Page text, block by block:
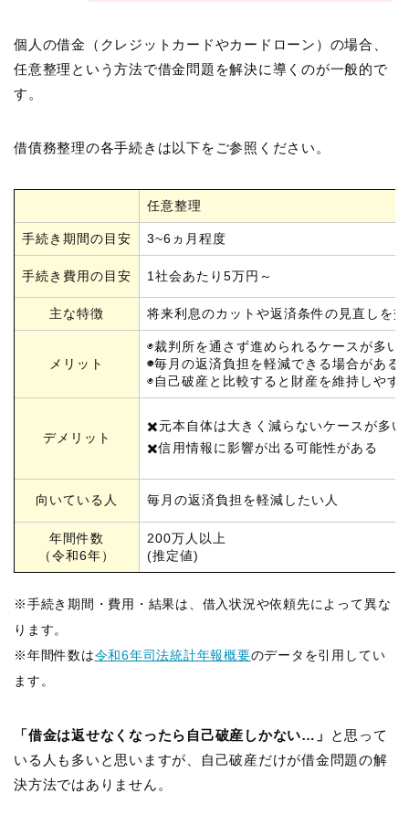
個人の借金（クレジットカードやカードローン）の場合、
任意整理という方法で借金問題を解決に導くのが一般的で
す。
借債務整理の各手続きは以下をご参照ください。
任意整理
手続き期間の目安 3~6ヵ月程度
手続き費用の目安 1社会あたり5万円～
主な特徴 将来利息のカットや返済条件の見直しを
メリット
◉裁判所を通さず進められるケースが多い
◉毎月の返済負担を軽減できる場合がある
◉自己破産と比較すると財産を維持しやす
デメリット
✖️元本自体は大きく減らないケースが多い
✖️信用情報に影響が出る可能性がある
向いている人 毎月の返済負担を軽減したい人
年間件数
（令和6年）
200万人以上
(推定値)
※手続き期間・費用・結果は、借入状況や依頼先によって異な
ります。
※年間件数は令和6年司法統計年報概要のデータを引用してい
ます。
「借金は返せなくなったら自己破産しかない…」
と思って
いる人も多いと思いますが、自己破産だけが借金問題の解
決方法ではありません。